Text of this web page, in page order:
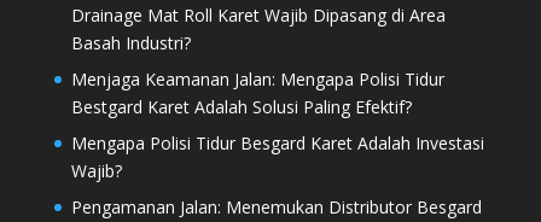
Drainage Mat Roll Karet Wajib Dipasang di Area
Basah Industri?
Menjaga Keamanan Jalan: Mengapa Polisi Tidur
Bestgard Karet Adalah Solusi Paling Efektif?
Mengapa Polisi Tidur Besgard Karet Adalah Investasi
Wajib?
Pengamanan Jalan: Menemukan Distributor Besgard